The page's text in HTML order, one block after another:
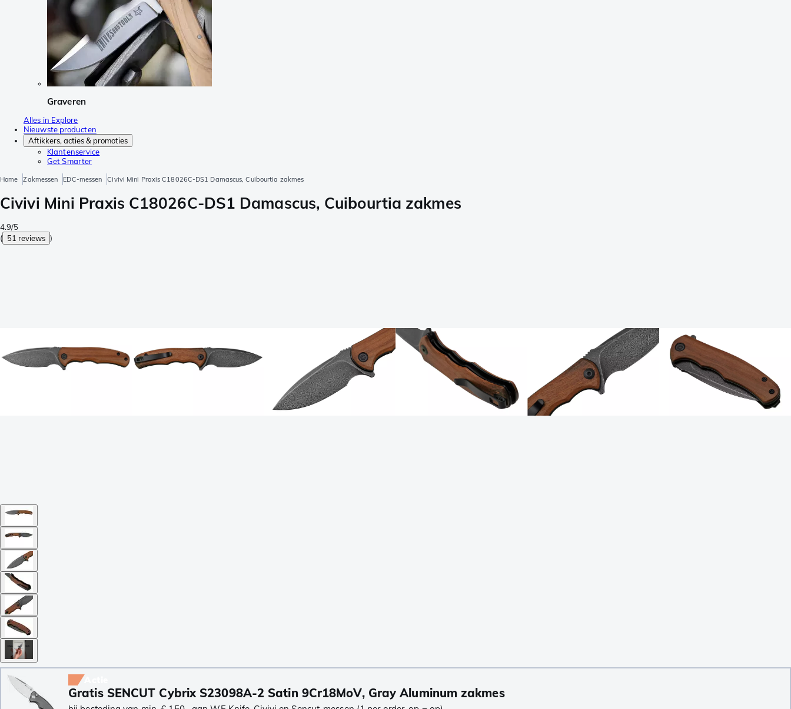
Graveren
Alles in Explore
Nieuwste producten
Aftikkers, acties & promoties
Klantenservice
Get Smarter
Home Zakmessen EDC-messen Civivi Mini Praxis C18026C-DS1 Damascus, Cuibourtia zakmes
Civivi Mini Praxis C18026C-DS1 Damascus, Cuibourtia zakmes
4.9/5
( 51 reviews )
Gratis SENCUT Cybrix S23098A-2 Satin 9Cr18MoV, Gray Aluminum zakmes